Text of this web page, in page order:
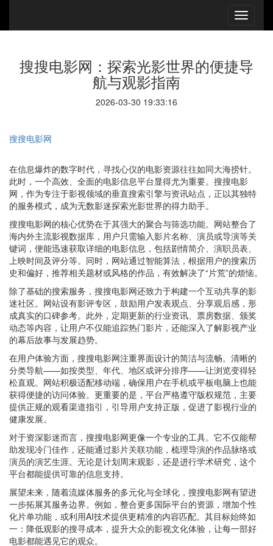
搜搜电影网：探索光影世界的便捷导
航与观影指南
2026-03-30 19:33:16
搜搜电影网
在信息爆炸的数字时代，寻找心仪的电影资源往往如同大海捞针。
此时，一个高效、全面的电影信息平台显得尤为重要。搜搜电影
网，作为专注于影视领域的垂直搜索引擎与资讯站点，正以其独特
的服务模式，成为无数影迷探索光影世界的得力助手。
搜搜电影网的核心优势在于其强大的聚合与筛选功能。网站整合了
海内外主流影视数据库，用户只需输入影片名称、演员或导演等关
键词，便能迅速获取详细的电影信息，包括剧情简介、演职员表、
上映时间及评分等。同时，网站通过智能算法，根据用户的搜索历
史和偏好，推荐相关题材或风格的作品，有效解决了“片荒”的烦恼。
除了基础的搜索服务，搜搜电影网还致力于构建一个互动共享的影
迷社区。网站设有影评专区，鼓励用户发表观点、分享观后感，形
成真实的口碑参考。此外，定期更新的行业资讯、票房数据、颁奖
动态等内容，让用户不仅能追踪热门影片，还能深入了解影视产业
的幕后故事与发展趋势。
在用户体验方面，搜搜电影网注重界面设计的简洁与流畅。清晰的
分类导航——如按类型、年代、地区或评分排序——让浏览变得轻
松直观。网站积极适配移动端，确保用户在手机或平板电脑上也能
获得便捷的访问体验。更重要的是，平台严格遵守版权规范，主要
提供正规的观看渠道指引，引导用户支持正版，促进了影视行业的
健康发展。
对于资深影迷而言，搜搜电影网更像一个专业的工具。它不仅能帮
助发现冷门佳作，还能通过影片关联功能，梳理导演的作品脉络或
演员的演艺生涯。无论是计划周末观影，还是进行学术研究，这个
平台都能提供可靠的信息支持。
展望未来，随着流媒体服务的多元化与全球化，搜搜电影网有望进
一步拓展其服务边界。例如，整合更多国际平台的资源，增加个性
化片单功能，或利用AI技术提供更精准的内容匹配。其目标始终如
一：降低观影的搜寻成本，提升大众的影视文化体验，让每一部好
电影都能遇见它的观众。